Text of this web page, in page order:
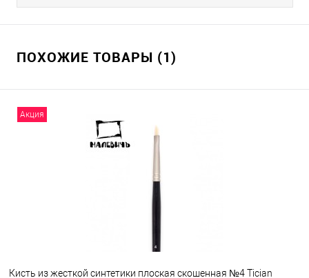
ПОХОЖИЕ ТОВАРЫ (1)
Акция
Кисть из жесткой синтетики плоская скошенная №4 Tician